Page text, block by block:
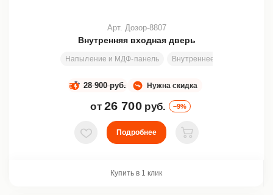
Внутренняя входная дверь
Напыление и МДФ-панель Внутреннее открывание
Арт. Дозор-8807
Нужна скидка
28 900 руб.
от 26 700 руб. –9%
В избранное
Подробнее
В корзину
Купить в 1 клик